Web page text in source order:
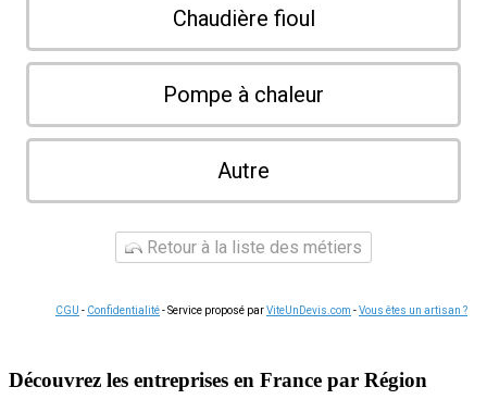
Chaudière fioul
Pompe à chaleur
Autre
Retour à la liste des métiers
CGU - Confidentialité- Service proposé parViteUnDevis.com -Vous êtes un artisan ?
Découvrez les entreprises en France par Région